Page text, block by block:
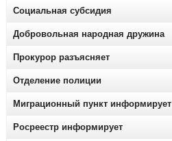
Социальная субсидия
Добровольная народная дружина
Прокурор разъясняет
Отделение полиции
Миграционный пункт информирует
Росреестр информирует